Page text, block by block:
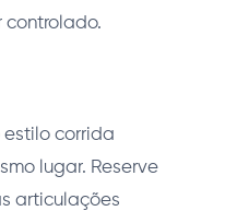
controlado.
estilo corrida
lugar. Reserve
articulações